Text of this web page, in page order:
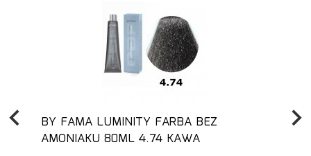
BY FAMA LUMINITY FARBA BEZ
AMONIAKU 80ML 4.74 KAWA